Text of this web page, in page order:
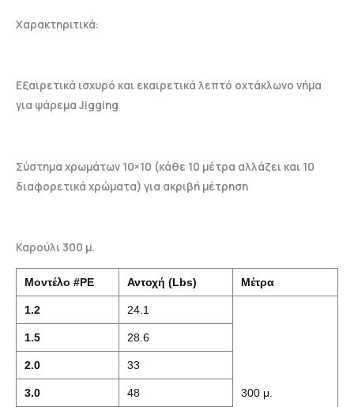
Χαρακτηριτικά:
Εξαιρετικά ισχυρό και εκαιρετικά λεπτό οχτάκλωνο νήμα
για ψάρεμα Jigging
Σύστημα χρωμάτων 10×10 (κάθε 10 μέτρα αλλάζει και 10
διαφορετικά χρώματα) για ακριβή μέτρηση
Καρούλι 300 μ.
Μοντέλο #PE Αντοχή (Lbs) Μέτρα
1.2 24.1
300 μ.
1.5 28.6
2.0 33
3.0 48